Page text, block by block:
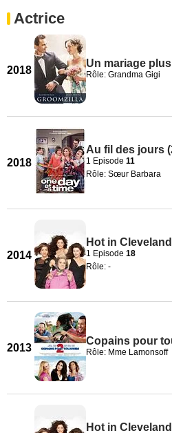
Actrice
2018
Un mariage
Rôle: Grandma Gigi
2018
Au fil des jours
1 Episode 11
Rôle: Sœur Barbara
2014
Hot in
1 Episode 18
Rôle: -
2013
Copains pour
Rôle: Mme Lamonsoff
Hot in